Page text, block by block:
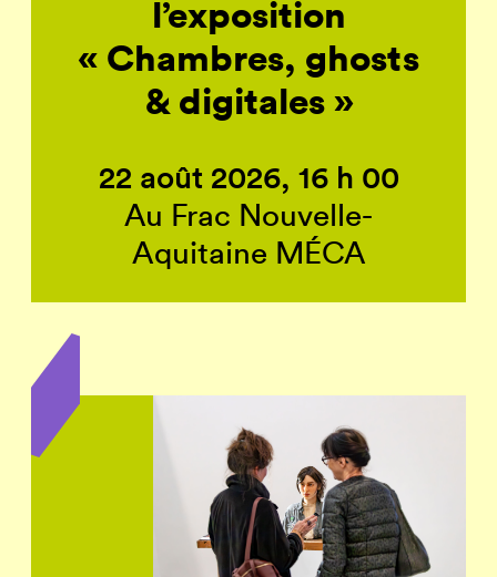
l’exposition
« Chambres, ghosts
& digitales »
22 août 2026, 16 h 00
Au Frac Nouvelle-
Aquitaine MÉCA